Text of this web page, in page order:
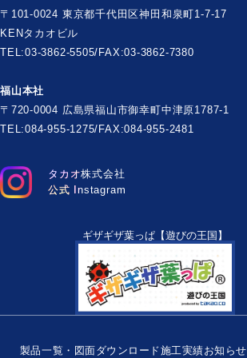
タカオ株式会社
公式 Instagram
〒101-0024 東京都千代田区神田和泉町1-7-17
KENタカオビル
TEL:03-3862-5505/FAX:03-3862-7380
福山本社
〒720-0004 広島県福山市御幸町中津原1787-1
TEL:084-955-1275/FAX:084-955-2481
ギザギザ葉っぱ【遊びの王国】
製品一覧・図面ダウンロード施工実績お知らせ